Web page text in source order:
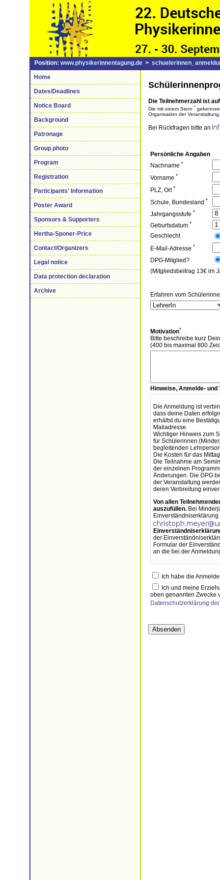
Position: www.physikerinnentagung.de >
Home
Dates/Deadlines
Notice Board
Background
Patronage
Group photo
Program
Registration
Participants' Information
Poster Award
Sponsors & Supporters
Hertha-Sponer-Price
Contact/Organizers
Legal notice
Data protection declaration
Archive
Die Teilnehmerzahl ist
Die mit einem Stern *
Organisation der Veranstaltung.
Bei Rückfragen bitte an
Persönliche Angaben
Nachname *
Vorname *
PLZ, Ort*
Schule, Bundesland *
Jahrgangsstufe *
Geburtsdatum *
Geschlecht
E-Mail-Adresse *
DPG-Mitglied?
(Mitgliedsbeitrag 13€ im
Erfahren vom
Motivation*
Bitte beschreibe kurz
(400 bis maximal 800
Hinweise, Anmelde-
Die Anmeldung ist
dass deine Daten
erhältst du eine
Mailadresse.
Wichtiger Hinweis zum
für Schülerinnen
begleitenden
Die Kosten für das
Die Teilnahme am
der einzelnen
Änderungen. Die DPG
der Veranstaltung
deren Verbreitung
Von allen
auszufüllen. Bei
der
Formular der
an die bei der
Ich habe die
Ich und meine
oben genannten Zwecke
Datenschutzerklärung